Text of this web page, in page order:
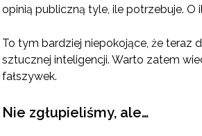
opinią publiczną tyle, ile potrzebuje. O
To tym bardziej niepokojące, że teraz
sztucznej inteligencji. Warto zatem
fałszywek.
Nie zgłupieliśmy, ale…